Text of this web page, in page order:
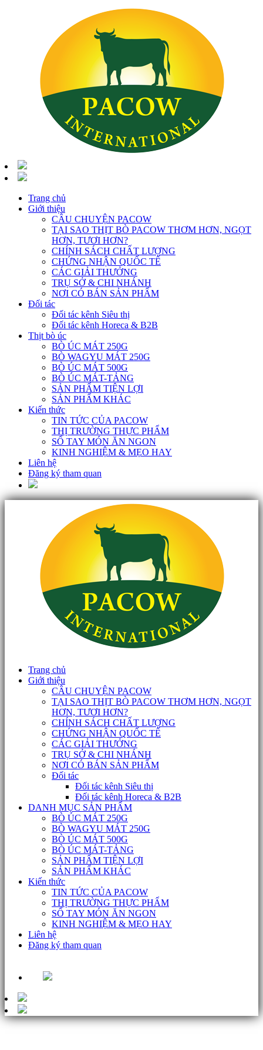
Trang chủ
Giới thiệu
CÂU CHUYỆN PACOW
TẠI SAO THỊT BÒ PACOW THƠM HƠN, NGỌT
HƠN, TƯƠI HƠN?
CHÍNH SÁCH CHẤT LƯỢNG
CHỨNG NHẬN QUỐC TẾ
CÁC GIẢI THƯỞNG
TRỤ SỞ & CHI NHÁNH
NƠI CÓ BÁN SẢN PHẨM
Đối tác
Đối tác kênh Siêu thị
Đối tác kênh Horeca & B2B
Thịt bò úc
BÒ ÚC MÁT 250G
BÒ WAGYU MÁT 250G
BÒ ÚC MÁT 500G
BÒ ÚC MÁT-TẢNG
SẢN PHẨM TIỆN LỢI
SẢN PHẨM KHÁC
Kiến thức
TIN TỨC CỦA PACOW
THỊ TRƯỜNG THỰC PHẨM
SỔ TAY MÓN ĂN NGON
KINH NGHIỆM & MẸO HAY
Liên hệ
Đăng ký tham quan
Trang chủ
Giới thiệu
CÂU CHUYỆN PACOW
TẠI SAO THỊT BÒ PACOW THƠM HƠN, NGỌT
HƠN, TƯƠI HƠN?
CHÍNH SÁCH CHẤT LƯỢNG
CHỨNG NHẬN QUỐC TẾ
CÁC GIẢI THƯỞNG
TRỤ SỞ & CHI NHÁNH
NƠI CÓ BÁN SẢN PHẨM
Đối tác
Đối tác kênh Siêu thị
Đối tác kênh Horeca & B2B
DANH MỤC SẢN PHẨM
BÒ ÚC MÁT 250G
BÒ WAGYU MÁT 250G
BÒ ÚC MÁT 500G
BÒ ÚC MÁT-TẢNG
SẢN PHẨM TIỆN LỢI
SẢN PHẨM KHÁC
Kiến thức
TIN TỨC CỦA PACOW
THỊ TRƯỜNG THỰC PHẨM
SỔ TAY MÓN ĂN NGON
KINH NGHIỆM & MẸO HAY
Liên hệ
Đăng ký tham quan